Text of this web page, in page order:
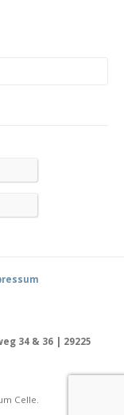
34 & 36 | 29225
Celle.